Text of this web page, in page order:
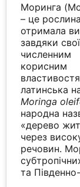
Моринга
– це
отримала
завдяки
численним
корисним
латинська
Moringa
народна
«дерево
через
речовин.
та Південно-